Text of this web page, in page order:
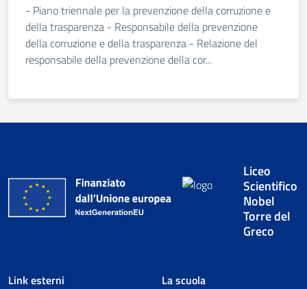
- Piano triennale per la prevenzione della corruzione e
della trasparenza - Responsabile della prevenzione
della corruzione e della trasparenza - Relazione del
responsabile della prevenzione della cor...
Liceo
Scientifico
Nobel
Torre del
Greco
Link esterni La scuola